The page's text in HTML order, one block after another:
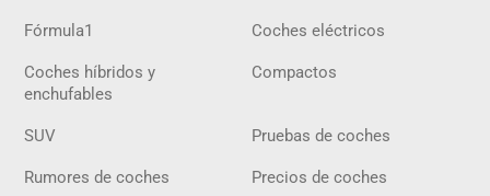
Fórmula1 Coches eléctricos
Coches híbridos y
enchufables
Compactos
SUV Pruebas de coches
Rumores de coches Precios de coches